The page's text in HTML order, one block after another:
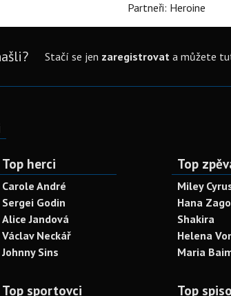
Partneři: Heroine
Stačí se jen zaregistrovata můžete
Top herci
Carole André
Sergei Godin
Alice Jandová
Václav Neckář
Johnny Sins
Top
Miley
Hana
Shakira
Helena
Maria
Top sportovci Top